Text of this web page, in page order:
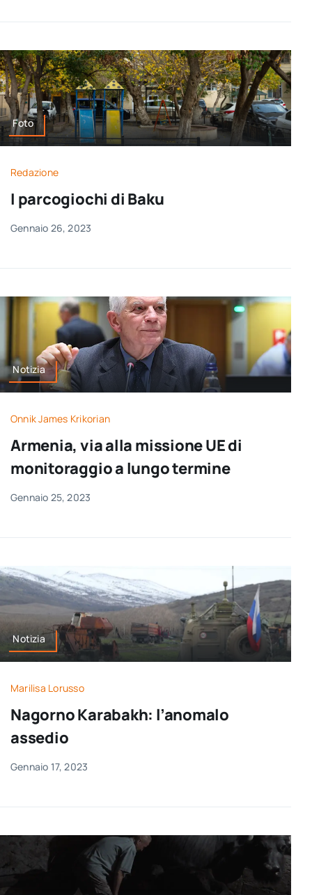
Foto
Redazione
I parcogiochi di Baku
Gennaio 26, 2023
Notizia
Onnik James Krikorian
Armenia, via alla missione UE di
monitoraggio a lungo termine
Gennaio 25, 2023
Notizia
Marilisa Lorusso
Nagorno Karabakh: l’anomalo
assedio
Gennaio 17, 2023